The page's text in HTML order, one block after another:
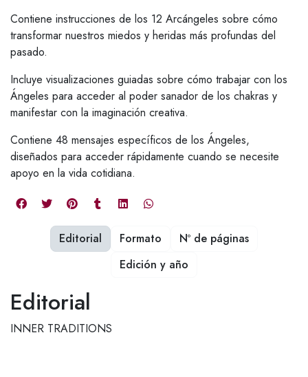
Contiene instrucciones de los 12 Arcángeles sobre cómo
transformar nuestros miedos y heridas más profundas del
pasado.
Incluye visualizaciones guiadas sobre cómo trabajar con los
Ángeles para acceder al poder sanador de los chakras y
manifestar con la imaginación creativa.
Contiene 48 mensajes específicos de los Ángeles,
diseñados para acceder rápidamente cuando se necesite
apoyo en la vida cotidiana.
Editorial
INNER TRADITIONS
Editorial Formato
Nº de páginas
Edición y año